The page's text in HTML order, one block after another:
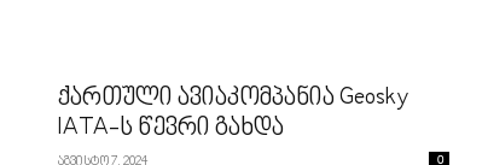
ქართული ავიაკომპანია Geosky
IATA-ს წევრი გახდა
0